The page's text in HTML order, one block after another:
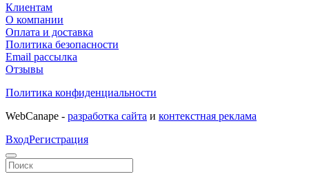
Клиентам
О компании
Оплата и доставка
Политика безопасности
Email рассылка
Отзывы
Политика конфиденциальности
WebCanape - разработка сайта и контекстная реклама
ВходРегистрация